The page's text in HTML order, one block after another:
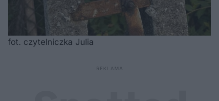
fot. czytelniczka Julia